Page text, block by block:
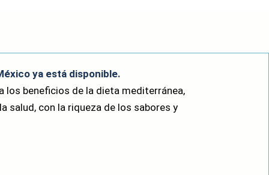
ya está disponible.
los beneficios de la dieta mediterránea,
salud, con la riqueza de los sabores y